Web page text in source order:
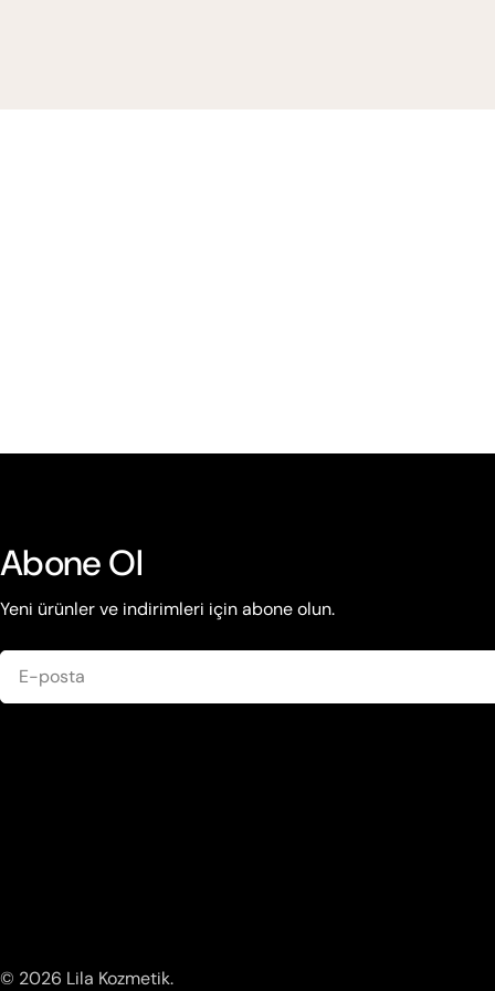
Abone Ol
Yeni ürünler ve indirimleri için abone olun.
posta
© 2026 Lila Kozmetik.